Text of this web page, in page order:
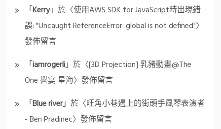
「Kerry」於〈使用AWS SDK for JavaScript時出現錯
誤: "Uncaught ReferenceError: global is not defined"〉
發佈留言
「iamrogerli」於〈[3D Projection] 乳豬動畫@The
One 譽宴 星海〉發佈留言
「Blue river」於〈旺角小巷遇上的街頭手風琴表演者
- Ben Pradinec〉發佈留言